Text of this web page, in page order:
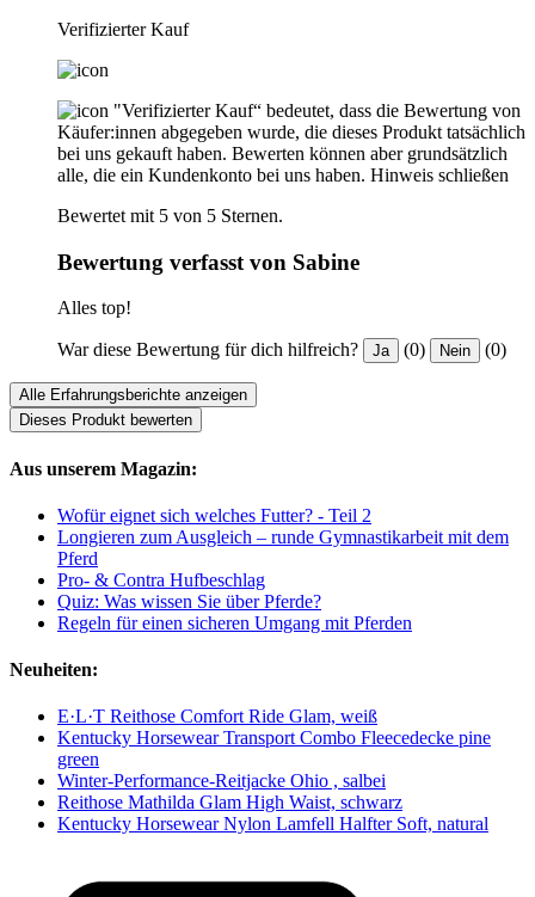
Verifizierter Kauf
"Verifizierter Kauf“ bedeutet, dass die Bewertung von
Käufer:innen abgegeben wurde, die dieses Produkt tatsächlich
bei uns gekauft haben. Bewerten können aber grundsätzlich
alle, die ein Kundenkonto bei uns haben. Hinweis schließen
Bewertet mit 5 von 5 Sternen.
Bewertung verfasst von Sabine
Alles top!
War diese Bewertung für dich hilfreich? Ja (0) Nein (0)
Alle Erfahrungsberichte anzeigen
Dieses Produkt bewerten
Aus unserem Magazin:
Wofür eignet sich welches Futter? - Teil 2
Longieren zum Ausgleich – runde Gymnastikarbeit mit dem
Pferd
Pro- & Contra Hufbeschlag
Quiz: Was wissen Sie über Pferde?
Regeln für einen sicheren Umgang mit Pferden
Neuheiten:
E·L·T Reithose Comfort Ride Glam, weiß
Kentucky Horsewear Transport Combo Fleecedecke pine
green
Winter-Performance-Reitjacke Ohio , salbei
Reithose Mathilda Glam High Waist, schwarz
Kentucky Horsewear Nylon Lamfell Halfter Soft, natural